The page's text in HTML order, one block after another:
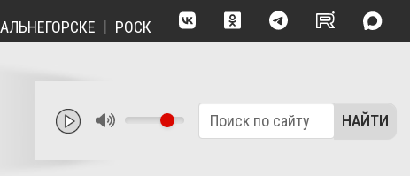
РОСКОШЬ ТИШИНЫ: НАРВА - ПРИМОРСКАЯ БУХТА ВДАЛИ
НАЙТИ